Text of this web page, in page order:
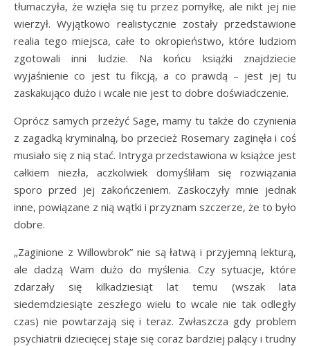
tłumaczyła, że wzięła się tu przez pomyłkę, ale nikt jej nie
wierzył. Wyjątkowo realistycznie zostały przedstawione
realia tego miejsca, całe to okropieństwo, które ludziom
zgotowali inni ludzie. Na końcu książki znajdziecie
wyjaśnienie co jest tu fikcją, a co prawdą – jest jej tu
zaskakująco dużo i wcale nie jest to dobre doświadczenie.
Oprócz samych przeżyć Sage, mamy tu także do czynienia
z zagadką kryminalną, bo przecież Rosemary zaginęła i coś
musiało się z nią stać. Intryga przedstawiona w książce jest
całkiem niezła, aczkolwiek domyśliłam się rozwiązania
sporo przed jej zakończeniem. Zaskoczyły mnie jednak
inne, powiązane z nią wątki i przyznam szczerze, że to było
dobre.
„Zaginione z Willowbrok” nie są łatwą i przyjemną lekturą,
ale dadzą Wam dużo do myślenia. Czy sytuacje, które
zdarzały się kilkadziesiąt lat temu (wszak lata
siedemdziesiąte zeszłego wielu to wcale nie tak odległy
czas) nie powtarzają się i teraz. Zwłaszcza gdy problem
psychiatrii dziecięcej staje się coraz bardziej palący i trudny